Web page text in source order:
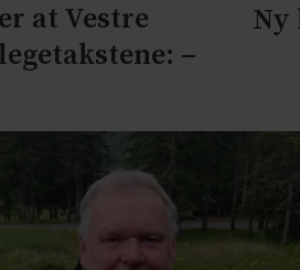
at Vestre
–
Ny